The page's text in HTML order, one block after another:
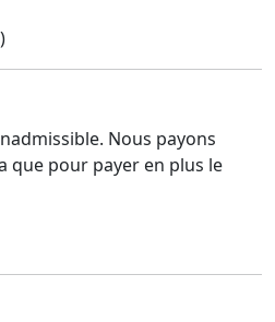
Nous payons
que pour payer en plus le